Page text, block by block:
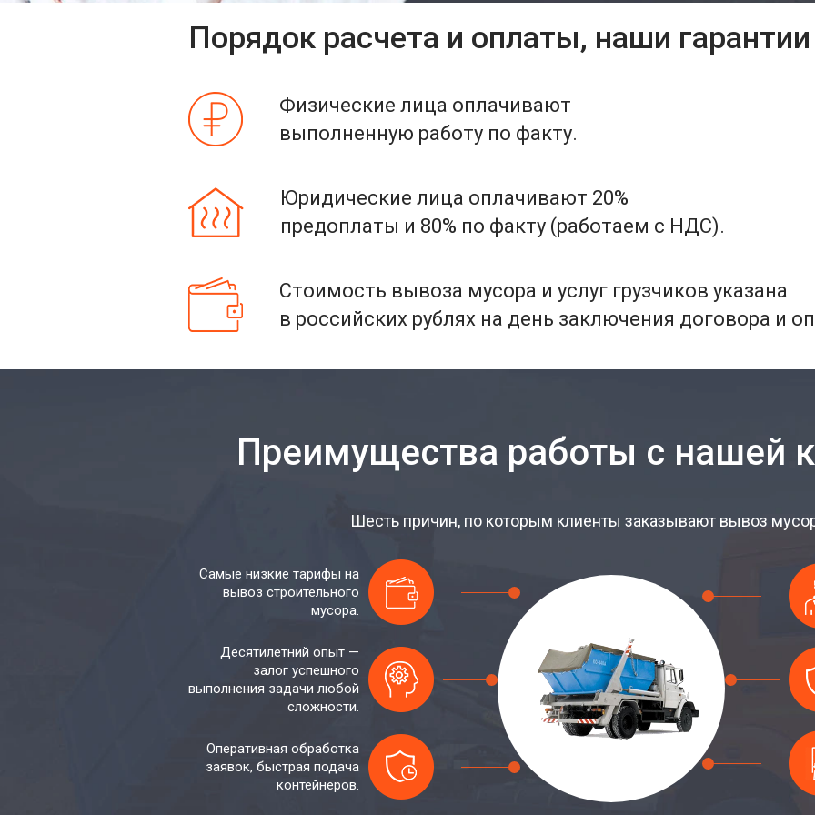
Порядок расчета и оплаты, наши гарантии
Физические лица оплачивают
выполненную работу по факту.
Юридические лица оплачивают 20%
предоплаты и 80% по факту (работаем с НДС).
Стоимость вывоза мусора и услуг грузчиков указана
в российских рублях на день заключения договора и
Преимущества работы с нашей
Шесть причин, по которым клиенты заказывают вывоз
Самые низкие тарифы на
вывоз строительного
мусора.
Десятилетний опыт —
залог успешного
выполнения задачи любой
сложности.
Оперативная обработка
заявок, быстрая подача
контейнеров.